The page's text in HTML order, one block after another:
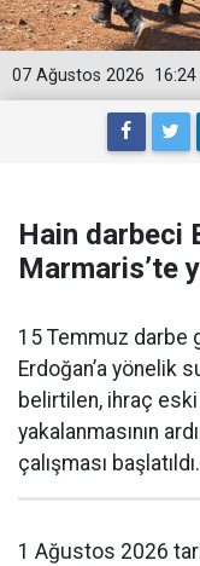
16:24
07 Ağustos 2026
Hain darbeci
Marmaris’te
15 Temmuz darbe
Erdoğan’a yönelik
belirtilen, ihraç eski
yakalanmasının
çalışması başlatıldı.
1 Ağustos 2026